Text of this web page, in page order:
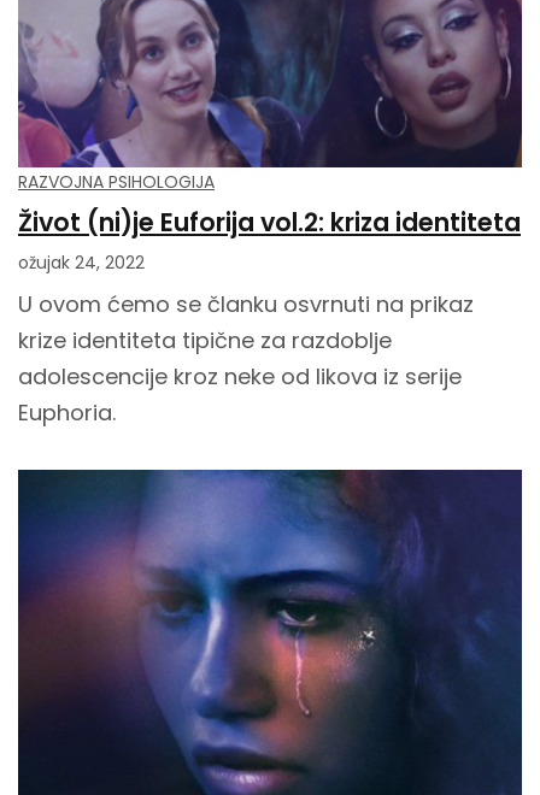
RAZVOJNA PSIHOLOGIJA
Život (ni)je Euforija vol.2: kriza identiteta
ožujak 24, 2022
U ovom ćemo se članku osvrnuti na prikaz
krize identiteta tipične za razdoblje
adolescencije kroz neke od likova iz serije
Euphoria.